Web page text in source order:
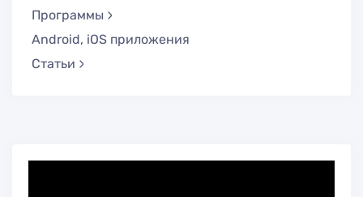
Программы
Android, iOS приложения
Статьи